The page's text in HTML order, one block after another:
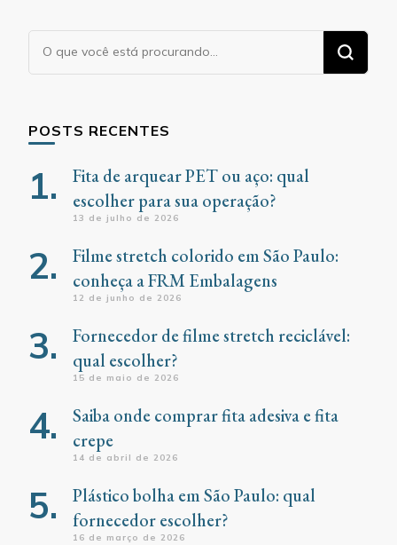
Procurando
algo?
POSTS RECENTES
Fita de arquear PET ou aço: qual
escolher para sua operação?
13 de julho de 2026
Filme stretch colorido em São Paulo:
conheça a FRM Embalagens
12 de junho de 2026
Fornecedor de filme stretch reciclável:
qual escolher?
15 de maio de 2026
Saiba onde comprar fita adesiva e fita
crepe
14 de abril de 2026
Plástico bolha em São Paulo: qual
fornecedor escolher?
16 de março de 2026